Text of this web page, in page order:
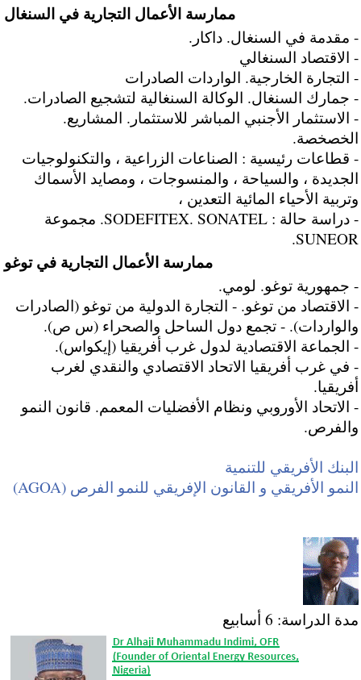
ممارسة الأعمال التجارية في السنغال
- مقدمة في السنغال. داكار.
- الاقتصاد السنغالي
- التجارة الخارجية. الواردات الصادرات
- جمارك السنغال. الوكالة السنغالية لتشجيع الصادرات.
- الاستثمار الأجنبي المباشر للاستثمار. المشاريع.
الخصخصة.
- قطاعات رئيسية : الصناعات الزراعية ، والتكنولوجيات
الجديدة ، والسياحة ، والمنسوجات ، ومصايد الأسماك
وتربية الأحياء المائية التعدين ،
- دراسة حالة : SODEFITEX. SONATEL. مجموعة
SUNEOR.
ممارسة الأعمال التجارية في توغو
- جمهورية توغو. لومي.
- الاقتصاد من توغو. - التجارة الدولية من توغو (الصادرات
والواردات). - تجمع دول الساحل والصحراء (س ص).
- الجماعة الاقتصادية لدول غرب أفريقيا (إيكواس).
- في غرب أفريقيا الاتحاد الاقتصادي والنقدي لغرب
أفريقيا.
- الاتحاد الأوروبي ونظام الأفضليات المعمم. قانون النمو
والفرص.
البنك الأفريقي للتنمية
النمو الأفريقي و القانون الإفريقي للنمو الفرص (AGOA)
مدة الدراسة: 6 أسابيع